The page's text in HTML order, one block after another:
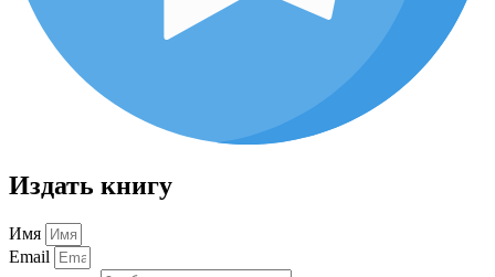
Издать книгу
Имя
Email